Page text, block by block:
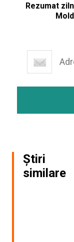
Rezumat
Știri
similare